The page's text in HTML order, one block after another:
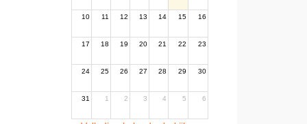
10 11 12 13 14 15 16
17 18 19 20 21 22 23
24 25 26 27 28 29 30
31 1 2 3 4 5 6